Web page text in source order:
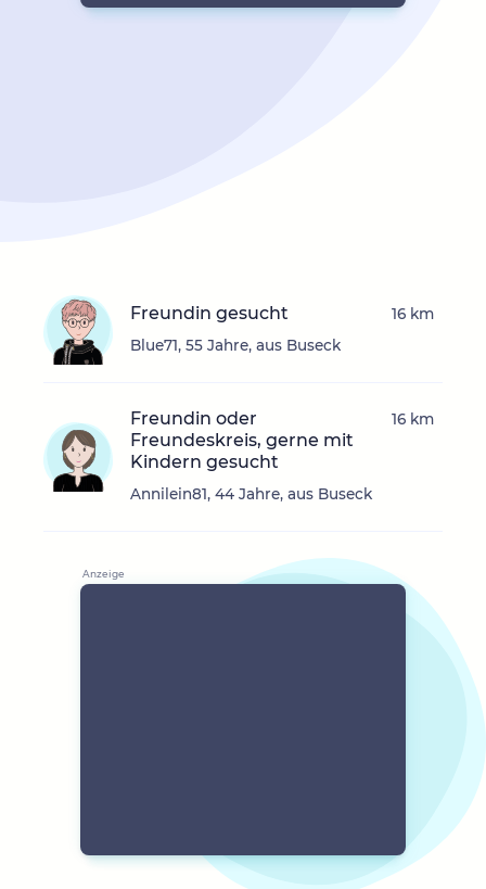
Freundin gesucht
Blue71, 55 Jahre, aus Buseck
16 km
Freundin oder
Freundeskreis, gerne mit
Kindern gesucht
Annilein81, 44 Jahre, aus Buseck
16 km